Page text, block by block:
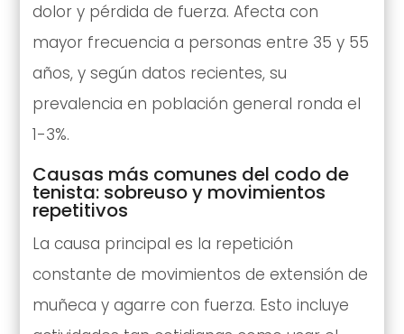
dolor y pérdida de fuerza. Afecta con
mayor frecuencia a personas entre 35 y 55
años, y según datos recientes, su
prevalencia en población general ronda el
1-3%.
Causas más comunes del codo de
tenista: sobreuso y movimientos
repetitivos
La causa principal es la repetición
constante de movimientos de extensión de
muñeca y agarre con fuerza. Esto incluye